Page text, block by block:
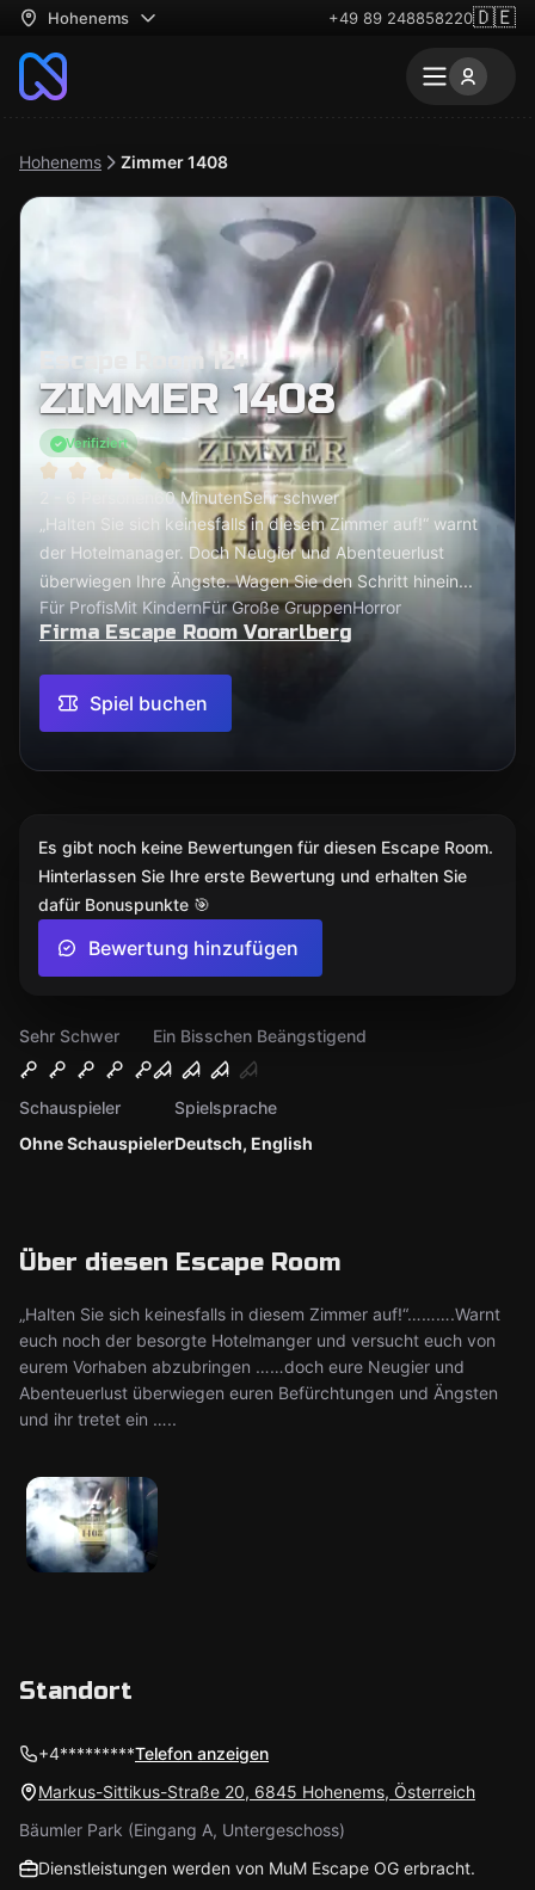
Hohenems +49 89 248858220🇩🇪
Hohenems Zimmer 1408
Escape Room 12+
ZIMMER 1408
Verifiziert
60 MinutenSehr schwer
„Halten Sie sich keinesfalls in diesem Zimmer auf!“ warnt
der Hotelmanager. Doch Neugier und Abenteuerlust
überwiegen Ihre Ängste. Wagen Sie den Schritt hinein...
Für ProfisMit KindernFür Große GruppenHorror
Firma Escape Room Vorarlberg
Spiel buchen
Sehr Schwer Ein Bisschen Beängstigend
Ohne Schauspieler
Schauspieler
Deutsch, English
Spielsprache
Über diesen Escape Room
„Halten Sie sich keinesfalls in diesem Zimmer auf!“……….Warnt
euch noch der besorgte Hotelmanger und versucht euch von
eurem Vorhaben abzubringen ……doch eure Neugier und
Abenteuerlust überwiegen euren Befürchtungen und Ängsten
und ihr tretet ein …..
Es gibt noch keine Bewertungen für diesen Escape Room.
Hinterlassen Sie Ihre erste Bewertung und erhalten Sie
dafür Bonuspunkte 🎯
Bewertung hinzufügen
Standort
+4*********Telefon anzeigen
Markus-Sittikus-Straße 20, 6845 Hohenems, Österreich
Bäumler Park (Eingang A, Untergeschoss)
Dienstleistungen werden von MuM Escape OG erbracht.